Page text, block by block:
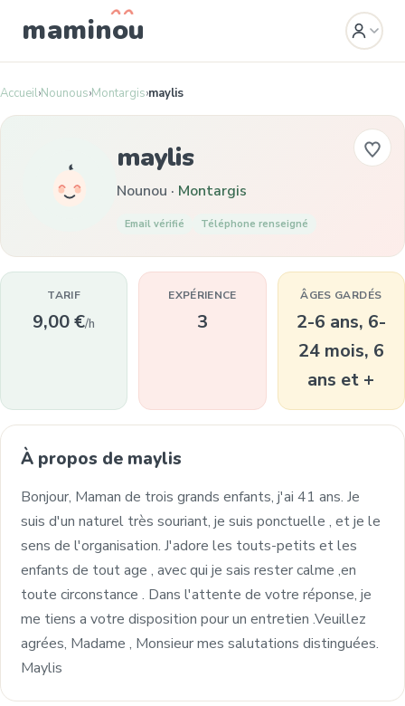
maminou
Accueil›Nounous›Montargis›maylis
maylis
Nounou · Montargis
Email vérifié Téléphone renseigné
TARIF
9,00 €/h
EXPÉRIENCE
3
ÂGES GARDÉS
2-6 ans, 6-
24 mois, 6
ans et +
À propos de maylis
Bonjour, Maman de trois grands enfants, j'ai 41 ans. Je
suis d'un naturel très souriant, je suis ponctuelle , et je le
sens de l'organisation. J'adore les touts-petits et les
enfants de tout age , avec qui je sais rester calme ,en
toute circonstance . Dans l'attente de votre réponse, je
me tiens a votre disposition pour un entretien .Veuillez
agrées, Madame , Monsieur mes salutations distinguées.
Maylis